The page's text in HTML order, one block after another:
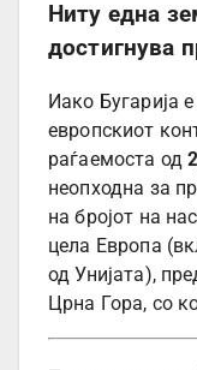
Ниту една
достигнува
Иако Бугарија
европскиот
раѓаемоста од
неопходна за
на бројот на
цела Европа
од Унијата),
Црна Гора, со